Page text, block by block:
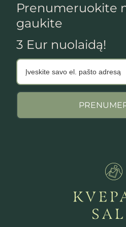
Prenumeruokite
gaukite
3 Eur nuolaidą!